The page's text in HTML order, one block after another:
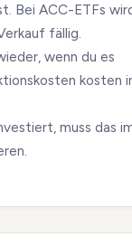
Bei ACC-ETFs
fällig.
wenn du es
kosten
muss das